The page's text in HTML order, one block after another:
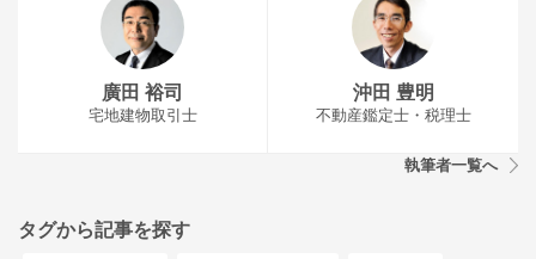
廣田 裕司
宅地建物取引士
沖田 豊明
不動産鑑定士・税理士
執筆者一覧へ
タグから記事を探す